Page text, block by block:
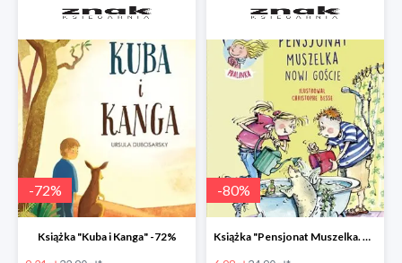
-72%
Książka "Kuba i Kanga" -72%
-80%
Książka "Pensjonat Muszelka. Nowi goście" taniej o 80%